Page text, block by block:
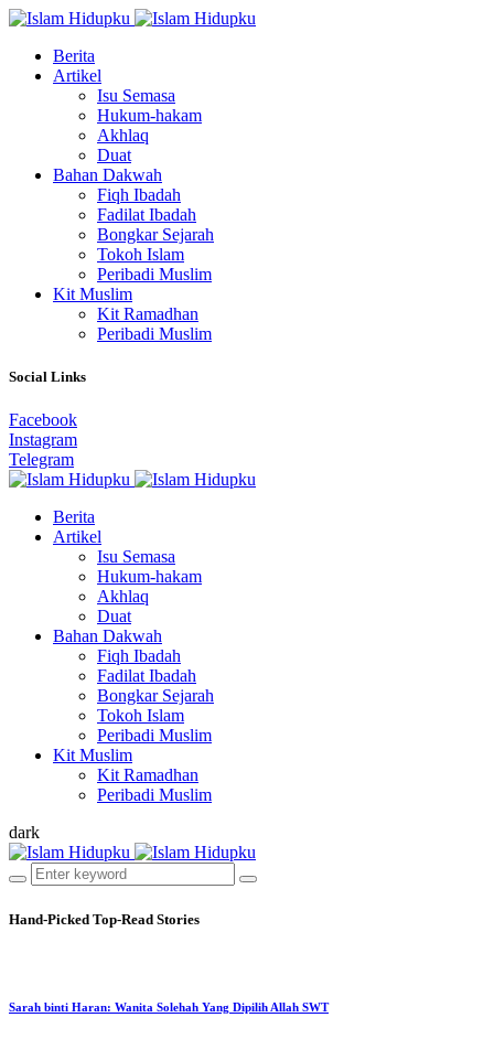
Berita
Artikel
Isu Semasa
Hukum-hakam
Akhlaq
Duat
Bahan Dakwah
Fiqh Ibadah
Fadilat Ibadah
Bongkar Sejarah
Tokoh Islam
Peribadi Muslim
Kit Muslim
Kit Ramadhan
Peribadi Muslim
Social Links
Facebook
Instagram
Telegram
Berita
Artikel
Isu Semasa
Hukum-hakam
Akhlaq
Duat
Bahan Dakwah
Fiqh Ibadah
Fadilat Ibadah
Bongkar Sejarah
Tokoh Islam
Peribadi Muslim
Kit Muslim
Kit Ramadhan
Peribadi Muslim
dark
Hand-Picked Top-Read Stories
Sarah binti Haran: Wanita Solehah Yang Dipilih Allah SWT